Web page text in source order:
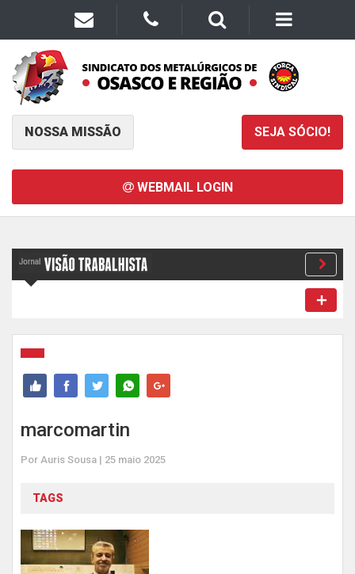
NOSSA MISSÃO SEJA SÓCIO!
WEBMAIL LOGIN
marcomartin
Por Auris Sousa | 25 maio 2025
TAGS